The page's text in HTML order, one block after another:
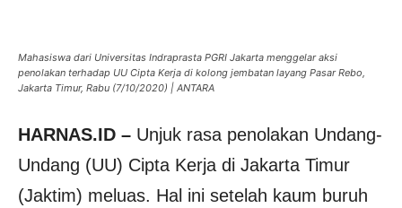
Mahasiswa dari Universitas Indraprasta PGRI Jakarta menggelar aksi
penolakan terhadap UU Cipta Kerja di kolong jembatan layang Pasar Rebo,
Jakarta Timur, Rabu (7/10/2020) | ANTARA
HARNAS.ID – Unjuk rasa penolakan Undang-
Undang (UU) Cipta Kerja di Jakarta Timur
(Jaktim) meluas. Hal ini setelah kaum buruh